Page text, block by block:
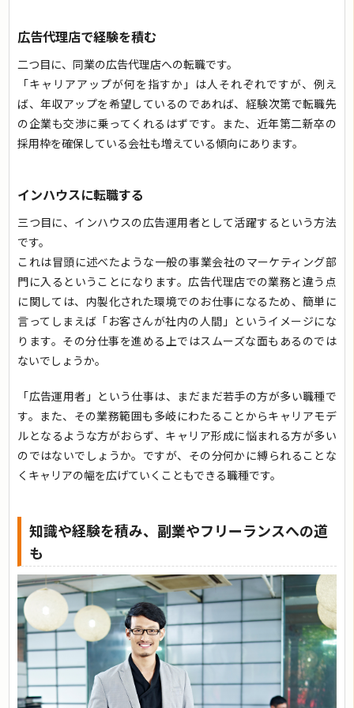
広告代理店で経験を積む
二つ目に、同業の広告代理店への転職です。
「キャリアアップが何を指すか」は人それぞれですが、例え
ば、年収アップを希望しているのであれば、経験次第で転職先
の企業も交渉に乗ってくれるはずです。また、近年第二新卒の
採用枠を確保している会社も増えている傾向にあります。
インハウスに転職する
三つ目に、インハウスの広告運用者として活躍するという方法
です。
これは冒頭に述べたような一般の事業会社のマーケティング部
門に入るということになります。広告代理店での業務と違う点
に関しては、内製化された環境でのお仕事になるため、簡単に
言ってしまえば「お客さんが社内の人間」というイメージにな
ります。その分仕事を進める上ではスムーズな面もあるのでは
ないでしょうか。
「広告運用者」という仕事は、まだまだ若手の方が多い職種で
す。また、その業務範囲も多岐にわたることからキャリアモデ
ルとなるような方がおらず、キャリア形成に悩まれる方が多い
のではないでしょうか。ですが、その分何かに縛られることな
くキャリアの幅を広げていくこともできる職種です。
知識や経験を積み、副業やフリーランスへの道
も